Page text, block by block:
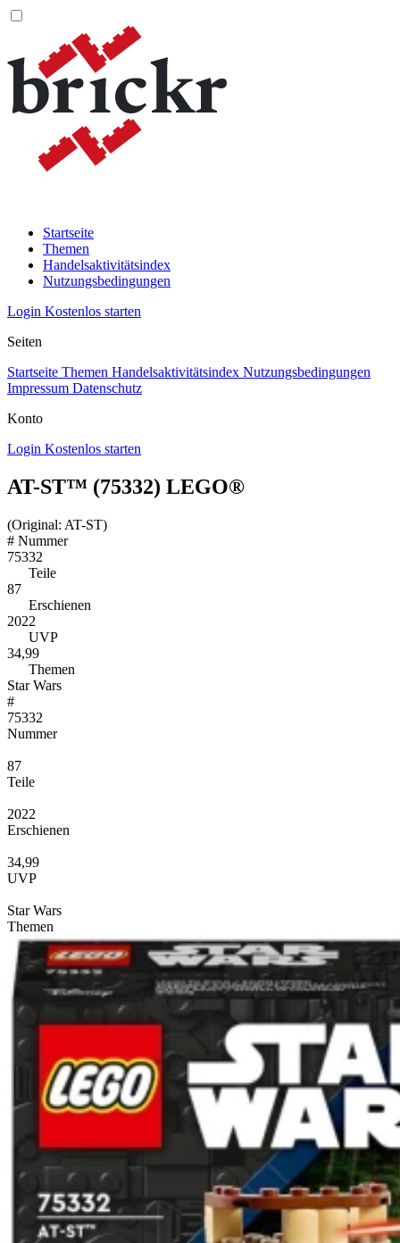
Startseite
Themen
Handelsaktivitätsindex
Nutzungsbedingungen
Login Kostenlos starten
Seiten
Startseite Themen Handelsaktivitätsindex Nutzungsbedingungen
Impressum Datenschutz
Konto
Login Kostenlos starten
AT-ST™ (75332) LEGO®
(Original: AT-ST)
# Nummer
75332
Teile
87
Erschienen
2022
UVP
34,99
Themen
Star Wars
#
75332
Nummer
87
Teile
2022
Erschienen
34,99
UVP
Star Wars
Themen